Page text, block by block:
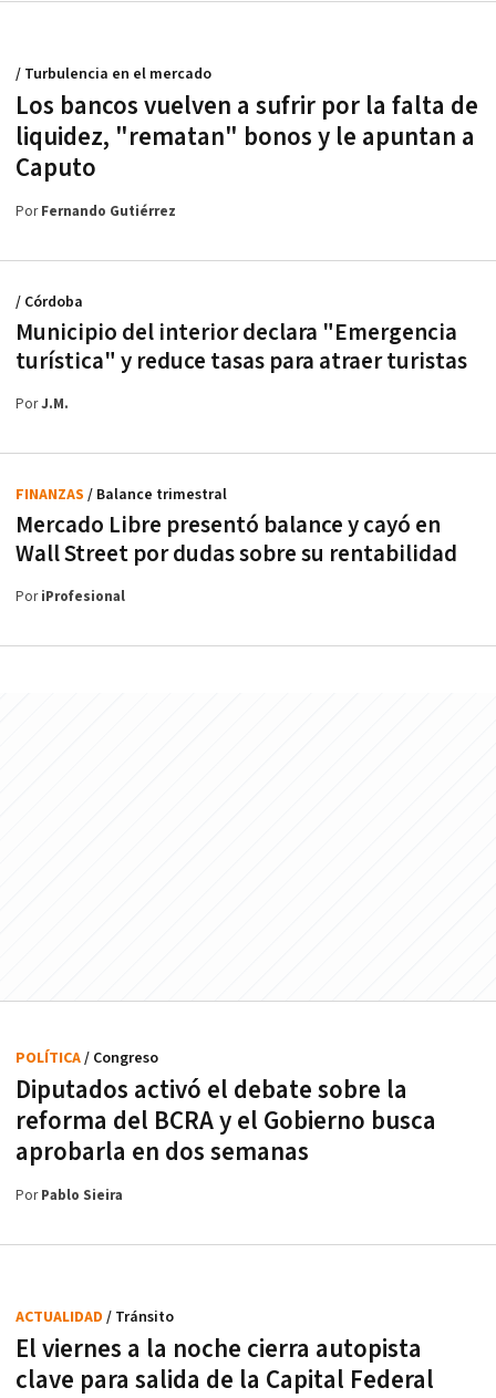
Los bancos vuelven a sufrir por la falta de
liquidez, "rematan" bonos y le apuntan a
Caputo
/ Turbulencia en el mercado
PorFernando Gutiérrez
Municipio del interior declara "Emergencia
turística" y reduce tasas para atraer turistas
/ Córdoba
PorJ.M.
Mercado Libre presentó balance y cayó en
Wall Street por dudas sobre su rentabilidad
FINANZAS / Balance trimestral
PoriProfesional
Diputados activó el debate sobre la
reforma del BCRA y el Gobierno busca
aprobarla en dos semanas
POLÍTICA/ Congreso
PorPablo Sieira
El viernes a la noche cierra autopista
clave para salida de la Capital Federal
ACTUALIDAD / Tránsito